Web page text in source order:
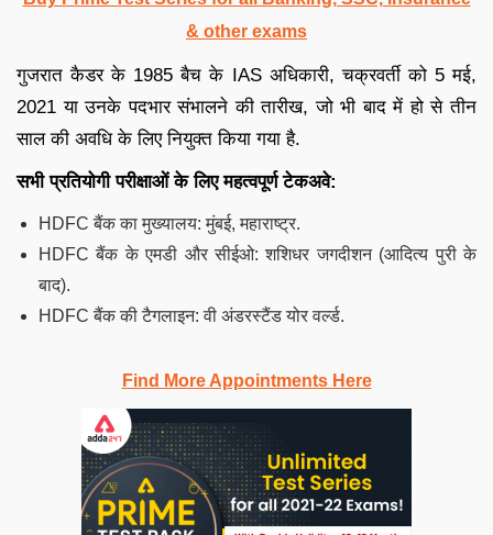
& other exams
गुजरात कैडर के 1985 बैच के IAS अधिकारी, चक्रवर्ती को 5 मई,
2021 या उनके पदभार संभालने की तारीख, जो भी बाद में हो से तीन
साल की अवधि के लिए नियुक्त किया गया है.
सभी प्रतियोगी परीक्षाओं के लिए महत्वपूर्ण टेकअवे:
HDFC बैंक का मुख्यालय: मुंबई, महाराष्ट्र.
HDFC बैंक के एमडी और सीईओ: शशिधर जगदीशन (आदित्य पुरी के
बाद).
HDFC बैंक की टैगलाइन: वी अंडरस्टैंड योर वर्ल्ड.
Find More Appointments Here